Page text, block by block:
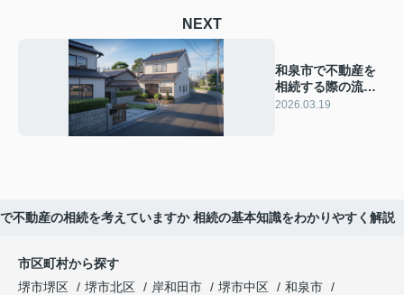
NEXT
和泉市で不動産を
相続する際の流れ
は？手続きの基本
2026.03.19
不動産の相続を考えていますか 相続の基本知識をわかりやすく解説
市区町村から探す
堺市堺区
堺市北区 岸和田市 堺市中区
和泉市